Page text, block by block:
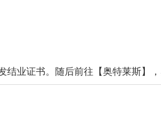
结业证书。随后前往【奥特莱斯】